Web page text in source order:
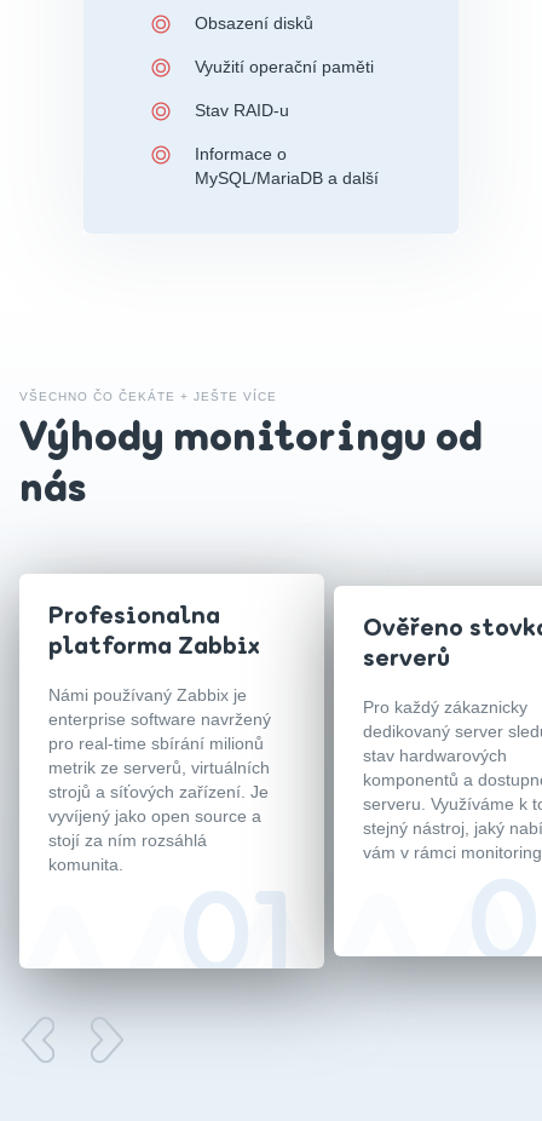
Obsazení disků
Využití operační paměti
Stav RAID-u
Informace o
MySQL/MariaDB a další
VŠECHNO ČO ČEKÁTE + JEŠTE VÍCE
Výhody monitoringu od
nás
Profesionalna
platforma Zabbix
Námi používaný Zabbix je
enterprise software navržený
pro real-time sbírání milionů
metrik ze serverů, virtuálních
strojů a síťových zařízení. Je
vyvíjený jako open source a
stojí za ním rozsáhlá
komunita.
Ověřeno
serverů
Pro každý zákaznicky
dedikovaný server
stav hardwarových
komponentů a
serveru. Využíváme k
stejný nástroj, jaký
vám v rámci